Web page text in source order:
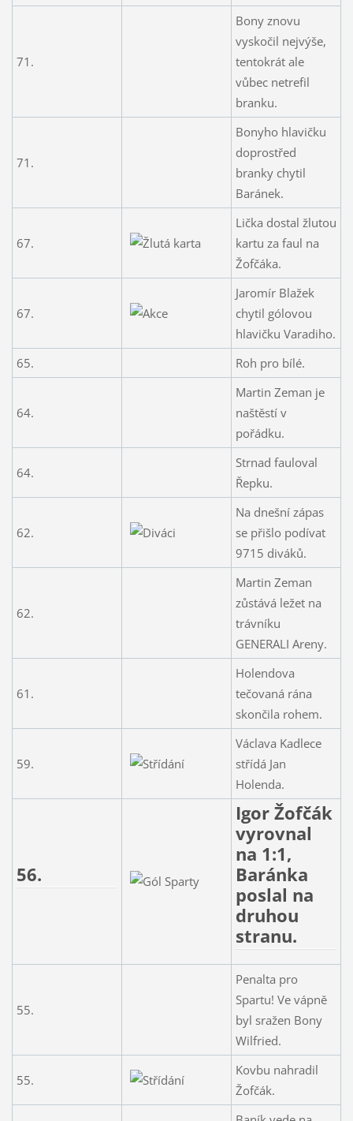
71.
Bony znovu
vyskočil nejvýše,
tentokrát ale
vůbec netrefil
branku.
71.
Bonyho hlavičku
doprostřed
branky chytil
Baránek.
67.
Lička dostal žlutou
kartu za faul na
Žofčáka.
67.
Jaromír Blažek
chytil gólovou
hlavičku Varadiho.
65.
Roh pro bílé.
64.
Martin Zeman je
naštěstí v
pořádku.
64.
Strnad fauloval
Řepku.
62.
Na dnešní zápas
se přišlo podívat
9715 diváků.
62.
Martin Zeman
zůstává ležet na
trávníku
GENERALI Areny.
61.
Holendova
tečovaná rána
skončila rohem.
59.
Václava Kadlece
střídá Jan
Holenda.
56.
Igor Žofčák
vyrovnal
na 1:1,
Baránka
poslal na
druhou
stranu.
55.
Penalta pro
Spartu! Ve vápně
byl sražen Bony
Wilfried.
55.
Kovbu nahradil
Žofčák.